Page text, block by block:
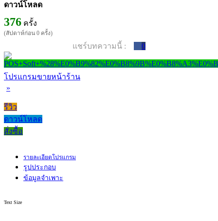
ดาวน์โหลด
376 ครั้ง
(สัปดาห์ก่อน 0 ครั้ง)
แชร์บทความนี้ : 0
โปรแกรมขายหน้าร้าน
»
รีวิว
ดาวน์โหลด
สั่งซื้อ
รายละเอียดโปรแกรม
รูปประกอบ
ข้อมูลจำเพาะ
Text Size